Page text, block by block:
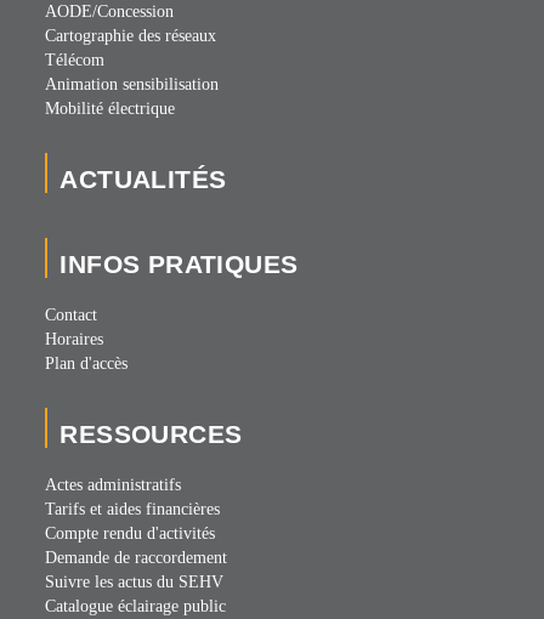
AODE/Concession
Cartographie des réseaux
Télécom
Animation sensibilisation
Mobilité électrique
ACTUALITÉS
INFOS PRATIQUES
Contact
Horaires
Plan d'accès
RESSOURCES
Actes administratifs
Tarifs et aides financières
Compte rendu d'activités
Demande de raccordement
Suivre les actus du SEHV
Catalogue éclairage public